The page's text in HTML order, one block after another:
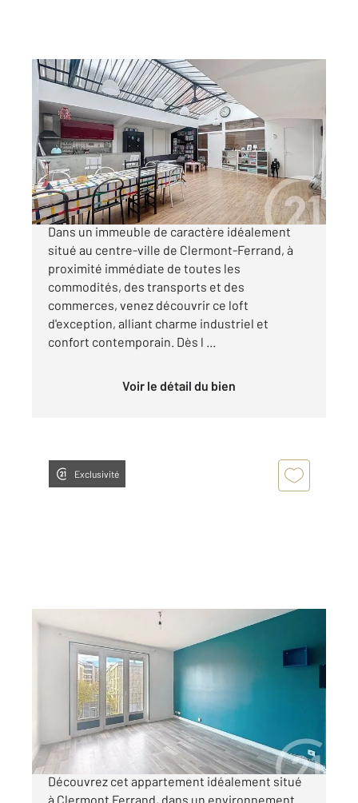
CLERMONT FERRAND 63
105,22 m2, 4 pièces
Ref : 25463
Appartement F4 à vendre
199 200 €
MANDAT CONFIANCE - CLERMONT-FERRAND
Dans un immeuble de caractère idéalement
situé au centre-ville de Clermont-Ferrand, à
proximité immédiate de toutes les
commodités, des transports et des
commerces, venez découvrir ce loft
d'exception, alliant charme industriel et
confort contemporain. Dès l ...
Voir le détail du bien
Exclusivité
CLERMONT FERRAND 63
67,46 m2 , 4 pièces
Ref : 25388
Appartement F3 Bis à vendre
129 900 €
MANDAT CONFIANCE - CLERMONT - FERRAND
Découvrez cet appartement idéalement situé
à Clermont Ferrand, dans un environnement